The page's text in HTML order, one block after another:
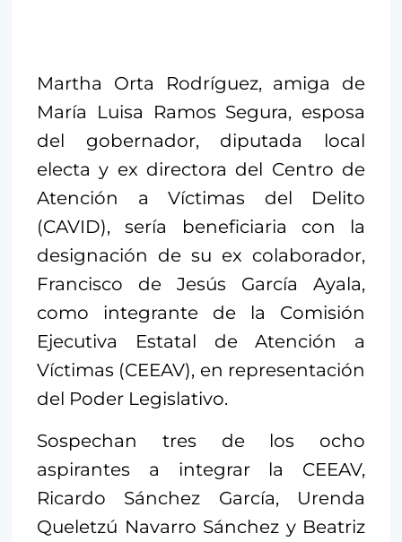
Martha Orta Rodríguez, amiga de
María Luisa Ramos Segura, esposa
del gobernador, diputada local
electa y ex directora del Centro de
Atención a Víctimas del Delito
(CAVID), sería beneficiaria con la
designación de su ex colaborador,
Francisco de Jesús García Ayala,
como integrante de la Comisión
Ejecutiva Estatal de Atención a
Víctimas (CEEAV), en representación
del Poder Legislativo.
Sospechan tres de los ocho
aspirantes a integrar la CEEAV,
Ricardo Sánchez García, Urenda
Queletzú Navarro Sánchez y Beatriz